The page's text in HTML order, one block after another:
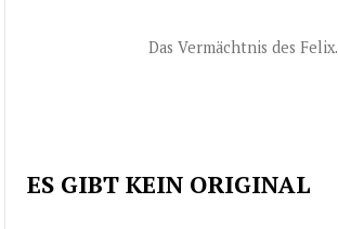
Das Vermächtnis des Felix.
ES GIBT KEIN ORIGINAL